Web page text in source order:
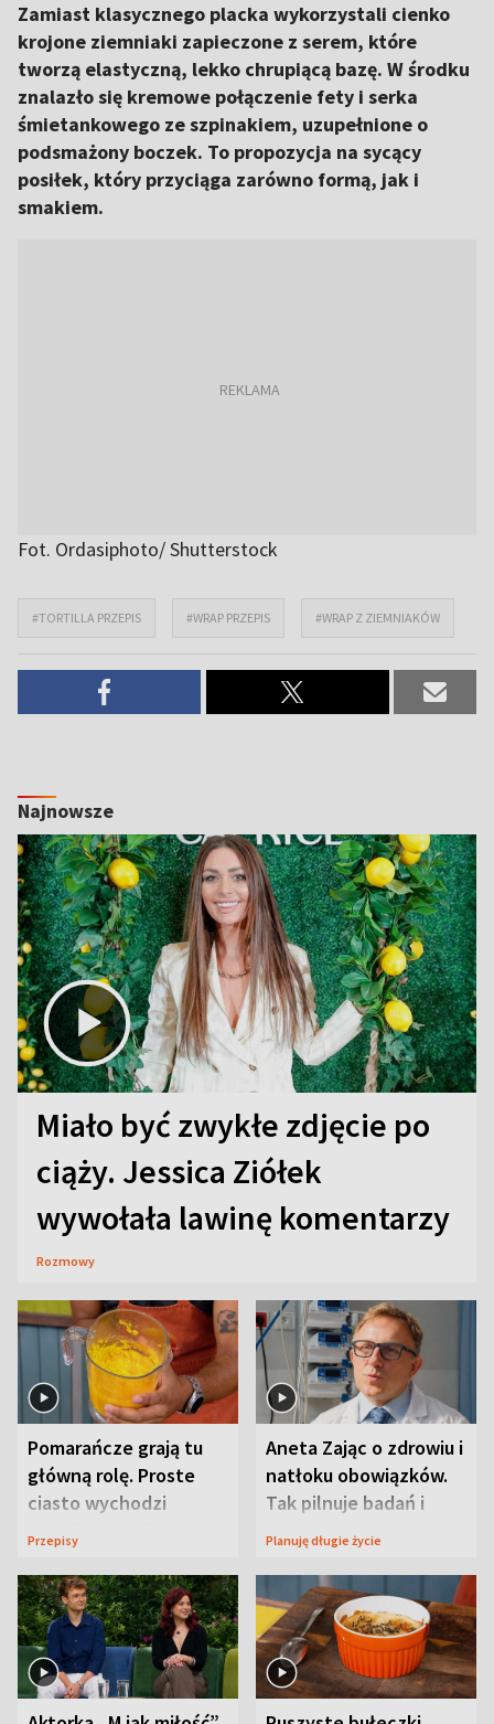
Zamiast klasycznego placka wykorzystali cienko
krojone ziemniaki zapieczone z serem, które
tworzą elastyczną, lekko chrupiącą bazę. W środku
znalazło się kremowe połączenie fety i serka
śmietankowego ze szpinakiem, uzupełnione o
podsmażony boczek. To propozycja na sycący
posiłek, który przyciąga zarówno formą, jak i
smakiem.
Fot. Ordasiphoto/ Shutterstock
#TORTILLA PRZEPIS #WRAP PRZEPIS #WRAP Z ZIEMNIAKÓW
Najnowsze
Miało być zwykłe zdjęcie po
ciąży. Jessica Ziółek
wywołała lawinę komentarzy
Rozmowy
Pomarańcze grają tu
główną rolę. Proste
ciasto wychodzi
wyjątkowo wilgotne
Przepisy
Aneta Zając o zdrowiu i
natłoku obowiązków.
Tak pilnuje badań i
wizyt
Planuję długie życie